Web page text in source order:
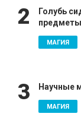
2
Голубь
предметы
МАГИЯ
3 Научные
МАГИЯ